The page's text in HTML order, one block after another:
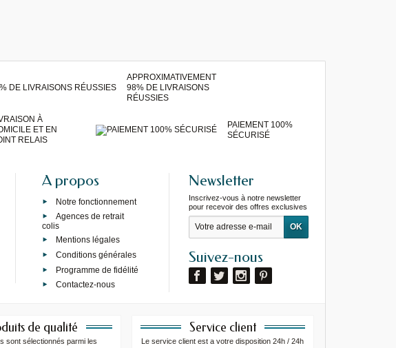
APPROXIMATIVEMENT
98% DE LIVRAISONS
RÉUSSIES
À
ET EN
RELAIS
PAIEMENT 100%
SÉCURISÉ
A propos
Notre fonctionnement
Agences de retrait
colis
Mentions légales
Conditions générales
Programme de fidélité
Contactez-nous
Newsletter
Inscrivez-vous à notre newsletter
pour recevoir des offres exclusives
Suivez-nous
de qualité
sont sélectionnés parmi les
Service client
Le service client est a votre disposition 24h / 24h